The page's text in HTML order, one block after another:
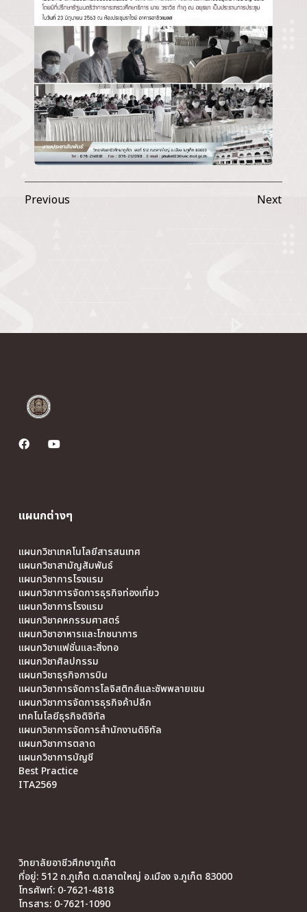
Previous Next
แผนกต่างๆ
แผนกวิชาเทคโนโลยีสารสนเทศ
แผนกวิชาสามัญสัมพันธ์
แผนกวิชาการโรงแรม
แผนกวิชาการจัดการธุรกิจท่องเที่ยว
แผนกวิชาการโรงแรม
แผนกวิชาคหกรรมศาสตร์
แผนกวิชาอาหารและโภชนาการ
แผนกวิชาแฟชั่นและสิ่งทอ
แผนกวิชาศิลปกรรม
แผนกวิชาธุรกิจการบิน
แผนกวิชาการจัดการโลจิสติกส์และซัพพลายเชน
แผนกวิชาการจัดการธุรกิจค้าปลีก
เทคโนโลยีธุรกิจดิจิทัล
แผนกวิชาการจัดการสำนักงานดิจิทัล
แผนกวิชาการตลาด
แผนกวิชาการบัญชี
Best Practice
ITA2569
วิทยาลัยอาชีวศึกษาภูเก็ต
ที่อยู่: 512 ถ.ภูเก็ต ต.ตลาดใหญ่ อ.เมือง จ.ภูเก็ต 83000
โทรศัพท์: 0-7621-4818
โทรสาร: 0-7621-1090